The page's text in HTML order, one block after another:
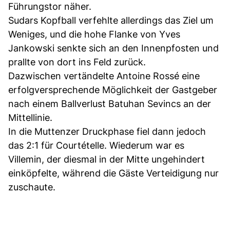
Führungstor näher.
Sudars Kopfball verfehlte allerdings das Ziel um
Weniges, und die hohe Flanke von Yves
Jankowski senkte sich an den Innenpfosten und
prallte von dort ins Feld zurück.
Dazwischen vertändelte Antoine Rossé eine
erfolgversprechende Möglichkeit der Gastgeber
nach einem Ballverlust Batuhan Sevincs an der
Mittellinie.
In die Muttenzer Druckphase fiel dann jedoch
das 2:1 für Courtételle. Wiederum war es
Villemin, der diesmal in der Mitte ungehindert
einköpfelte, während die Gäste Verteidigung nur
zuschaute.